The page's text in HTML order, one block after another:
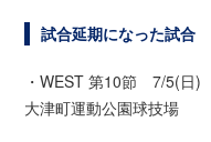
試合延期になった試合
・WEST 第10節 7/5(
大津町運動公園球技場